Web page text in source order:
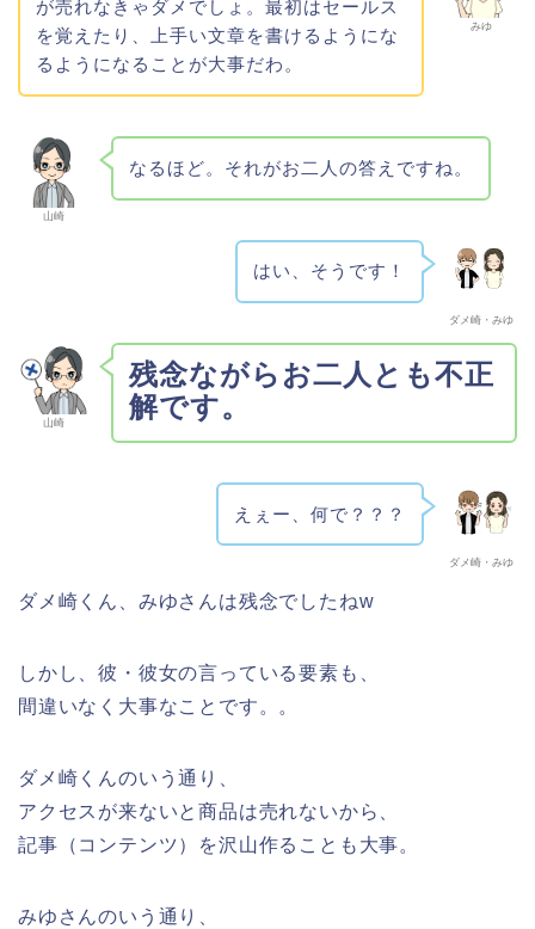
みゆ
が売れなきゃダメでしょ。最初はセールス
を覚えたり、上手い文章を書けるようにな
るようになることが大事だわ。
山崎
なるほど。それがお二人の答えですね。
ダメ崎・みゆ
はい、そうです！
山崎
残念ながらお二人とも不正
解です。
ダメ崎・みゆ
えぇー、何で？？？
ダメ崎くん、みゆさんは残念でしたねw
しかし、彼・彼女の言っている要素も、
間違いなく大事なことです。。
ダメ崎くんのいう通り、
アクセスが来ないと商品は売れないから、
記事（コンテンツ）を沢山作ることも大事。
みゆさんのいう通り、